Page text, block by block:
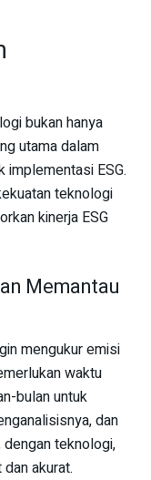
bukan hanya
utama dalam
ESG.
teknologi
kinerja ESG
Memantau
mengukur emisi
waktu
bulan untuk
dan
dengan teknologi,
akurat.